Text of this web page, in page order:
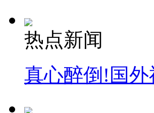
热点新闻
真心醉倒!国